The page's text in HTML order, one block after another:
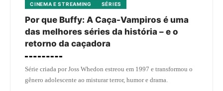
CINEMA E STREAMING SÉRIES
Por que Buffy: A Caça-Vampiros é uma
das melhores séries da história – e o
retorno da caçadora
Série criada por Joss Whedon estreou em 1997 e transformou o
gênero adolescente ao misturar terror, humor e drama.